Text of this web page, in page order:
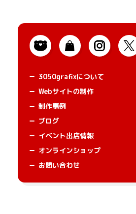
3050grafixについて
Webサイトの制作
制作事例
ブログ
イベント出店情報
オンラインショップ
お問い合わせ